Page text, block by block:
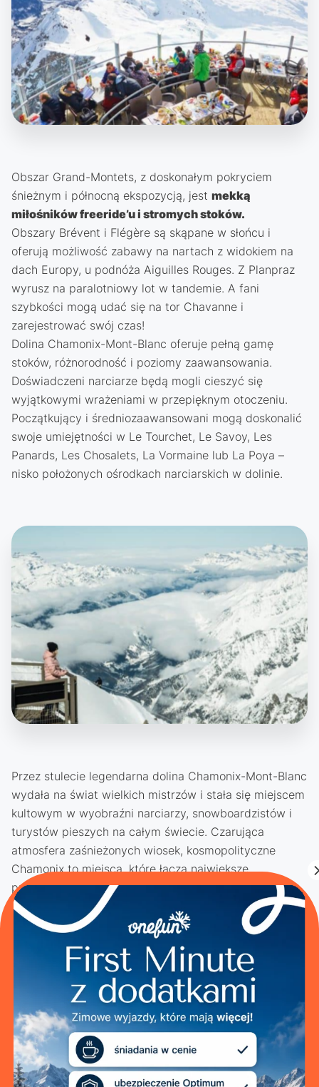
Obszar Grand-Montets, z doskonałym pokryciem
śnieżnym i północną ekspozycją, jest mekką
miłośników freeride’u i stromych stoków.
Obszary Brévent i Flégère są skąpane w słońcu i
oferują możliwość zabawy na nartach z widokiem na
dach Europy, u podnóża Aiguilles Rouges. Z Planpraz
wyrusz na paralotniowy lot w tandemie. A fani
szybkości mogą udać się na tor Chavanne i
zarejestrować swój czas!
Dolina Chamonix-Mont-Blanc oferuje pełną gamę
stoków, różnorodność i poziomy zaawansowania.
Doświadczeni narciarze będą mogli cieszyć się
wyjątkowymi wrażeniami w przepięknym otoczeniu.
Początkujący i średniozaawansowani mogą doskonalić
swoje umiejętności w Le Tourchet, Le Savoy, Les
Panards, Les Chosalets, La Vormaine lub La Poya –
nisko położonych ośrodkach narciarskich w dolinie.
Przez stulecie legendarna dolina Chamonix-Mont-Blanc
wydała na świat wielkich mistrzów i stała się miejscem
kultowym w wyobraźni narciarzy, snowboardzistów i
turystów pieszych na całym świecie. Czarująca
atmosfera zaśnieżonych wiosek, kosmopolityczne
Chamonix to miejsca, które łączą największe
przyrodnicze skarby Alp z możliwością korzystania z
pełnej infrastruktury poza narciarskiej.